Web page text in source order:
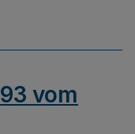
vom